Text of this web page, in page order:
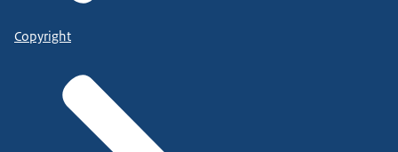
Copyright